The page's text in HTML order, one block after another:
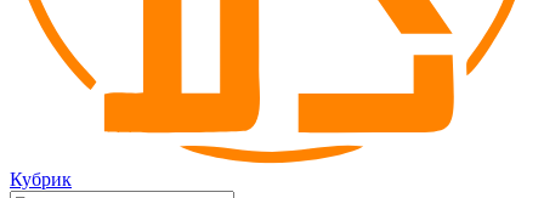
Кубрик